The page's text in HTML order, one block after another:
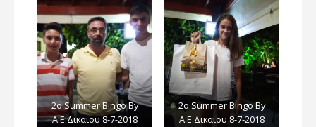
2ο Summer Bingo By
Α.E.Δικαιου 8-7-2018
2ο Summer Bingo By
Α.E.Δικαιου 8-7-2018